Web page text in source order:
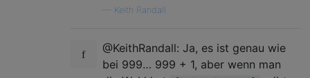
Keith Randall
@KeithRandall: Ja, es ist genau wie
bei 999… 999 + 1, aber wenn man